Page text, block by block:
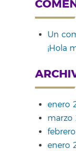
Un
¡Hola
enero
marzo
enero